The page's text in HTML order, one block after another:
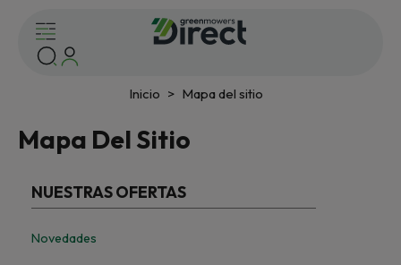
Inicio Mapa del sitio
Mapa Del Sitio
NUESTRAS OFERTAS
Novedades